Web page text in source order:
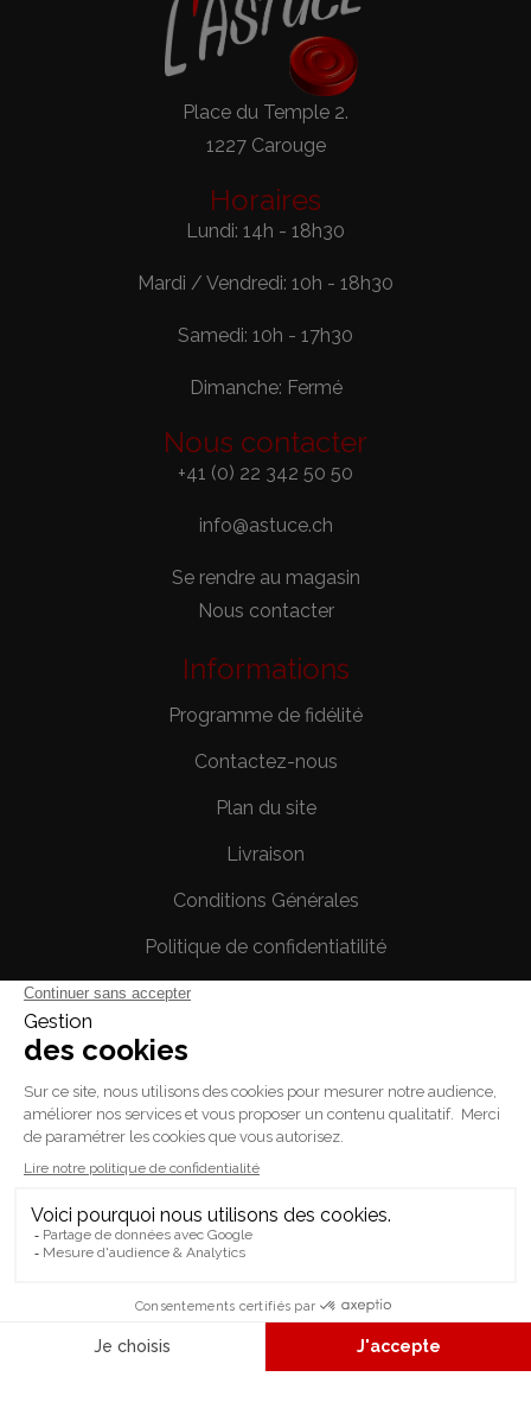
Place du Temple 2.
1227 Carouge
Horaires
Lundi: 14h - 18h30
Mardi / Vendredi: 10h - 18h30
Samedi: 10h - 17h30
Dimanche: Fermé
Nous contacter
+41 (0) 22 342 50 50
info@astuce.ch
Se rendre au magasin
Nous contacter
Informations
Programme de fidélité
Contactez-nous
Plan du site
Livraison
Conditions Générales
Politique de confidentiatilité
Votre compte
Informations personnelles
Commandes
Avoirs
Adresses
Bons de réduction